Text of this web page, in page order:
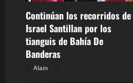
d
a
s
Continúan los recorridos de
Israel Santillan por los
tianguis de Bahía De
Banderas
Alain